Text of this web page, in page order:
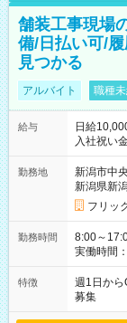
舗装工事現場
備/日払い可/
見つかる
アルバイト 職種
給与
日給
勤務地
新潟市中
新潟県新
フリッ
勤務時間
8:00～
実働時間：
募集は行
特徴
週1日から
募集